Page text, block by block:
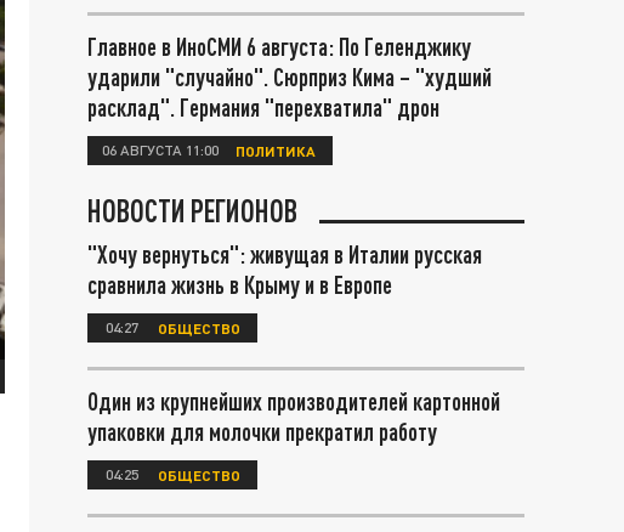
Главное в ИноСМИ 6 августа: По Геленджику
ударили "случайно". Сюрприз Кима – "худший
расклад". Германия "перехватила" дрон
06 АВГУСТА 11:00 ПОЛИТИКА
НОВОСТИ РЕГИОНОВ
"Хочу вернуться": живущая в Италии русская
сравнила жизнь в Крыму и в Европе
04:27 ОБЩЕСТВО
Один из крупнейших производителей картонной
упаковки для молочки прекратил работу
04:25 ОБЩЕСТВО